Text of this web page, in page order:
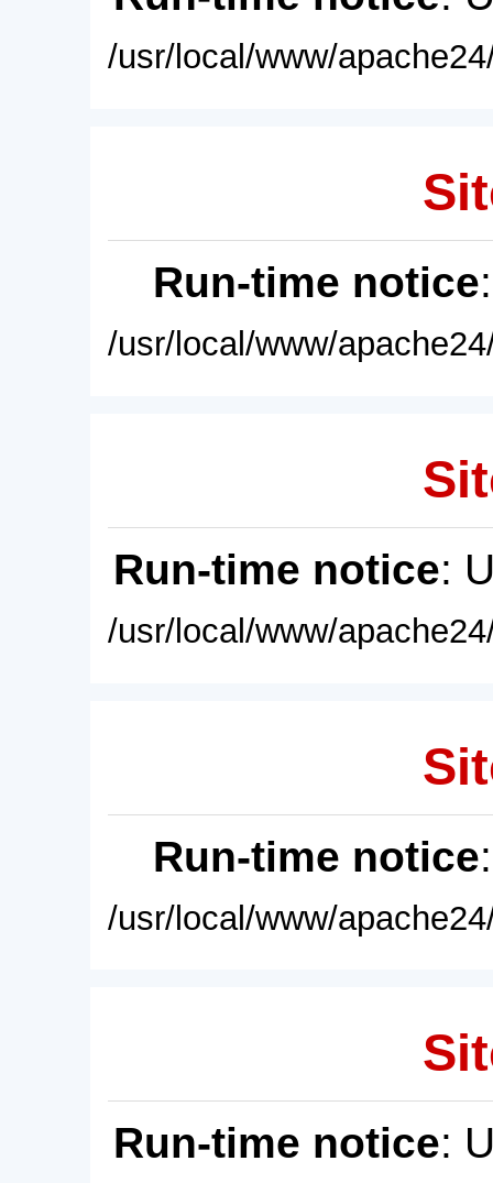
/usr/local/www/
Run-time notice
/usr/local/www/
Run-time notice:
/usr/local/www/
Run-time notice
/usr/local/www/
Run-time notice: